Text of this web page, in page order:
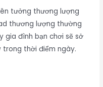
tưởng thương lượng
thương lượng thường
gia đình bạn chơi sẽ sở
trong thời điểm ngày.